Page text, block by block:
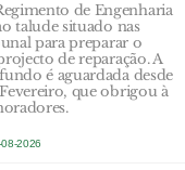
de Engenharia
talude situado nas
para preparar o
de reparação. A
é aguardada desde
que obrigou à
2026